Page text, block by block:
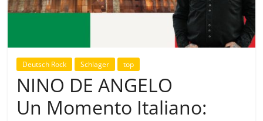
Deutsch Rock Schlager top
NINO DE ANGELO
Un Momento Italiano: